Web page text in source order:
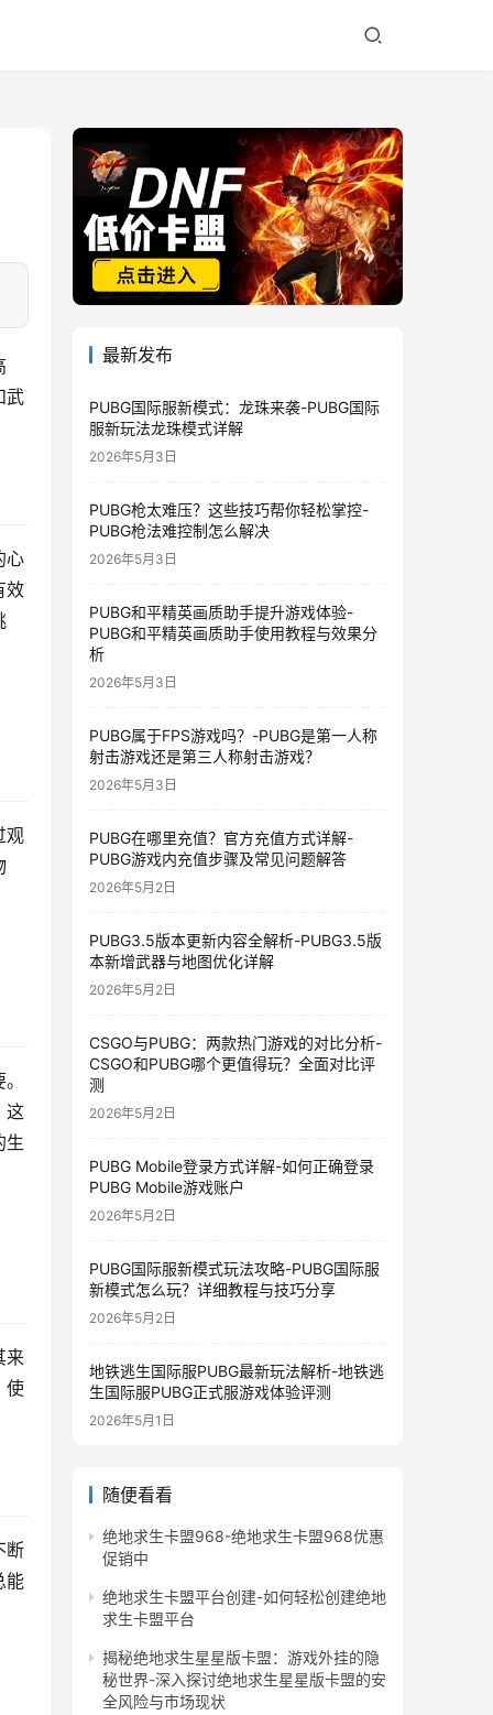
武
心
效
观
这
生
来
使
断
能
最新发布
PUBG国际服新模式：龙珠来袭-PUBG国际
服新玩法龙珠模式详解
2026年5月3日
PUBG枪太难压？这些技巧帮你轻松掌控-
PUBG枪法难控制怎么解决
2026年5月3日
PUBG和平精英画质助手提升游戏体验-
PUBG和平精英画质助手使用教程与效果分
析
2026年5月3日
PUBG属于FPS游戏吗？-PUBG是第一人称
射击游戏还是第三人称射击游戏？
2026年5月3日
PUBG在哪里充值？官方充值方式详解-
PUBG游戏内充值步骤及常见问题解答
2026年5月2日
PUBG3.5版本更新内容全解析-PUBG3.5版
本新增武器与地图优化详解
2026年5月2日
CSGO与PUBG：两款热门游戏的对比分析-
CSGO和PUBG哪个更值得玩？全面对比评
测
2026年5月2日
PUBG Mobile登录方式详解-如何正确登录
PUBG Mobile游戏账户
2026年5月2日
PUBG国际服新模式玩法攻略-PUBG国际服
新模式怎么玩？详细教程与技巧分享
2026年5月2日
地铁逃生国际服PUBG最新玩法解析-地铁逃
生国际服PUBG正式服游戏体验评测
2026年5月1日
随便看看
绝地求生卡盟968-绝地求生卡盟968优惠
促销中
绝地求生卡盟平台创建-如何轻松创建绝地
求生卡盟平台
揭秘绝地求生星星版卡盟：游戏外挂的隐
秘世界-深入探讨绝地求生星星版卡盟的安
全风险与市场现状